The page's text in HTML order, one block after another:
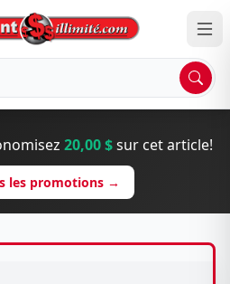
20,00 $sur cet article!
les promotions →